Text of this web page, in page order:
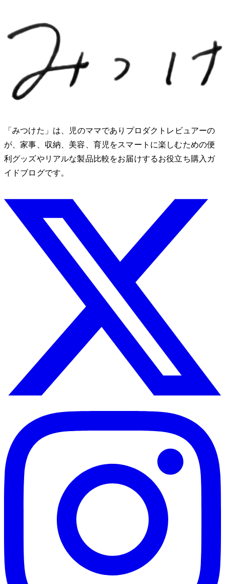
「みつけた」は、2児のママでありプロダクトレビュアーのMio
が、家事、収納、美容、育児をスマートに楽しむための便
利グッズやリアルな製品比較をお届けするお役立ち購入ガ
イドブログです。